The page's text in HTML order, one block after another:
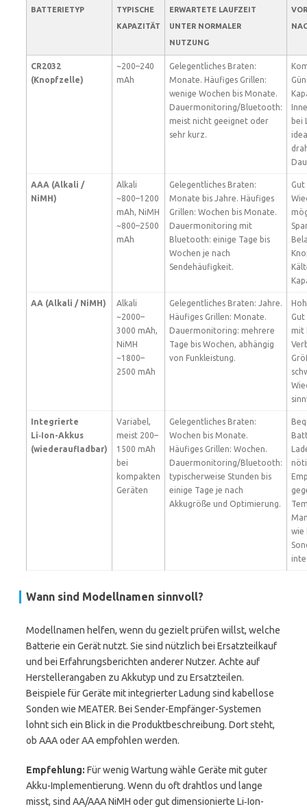
BATTERIETYP
TYPISCHE
KAPAZITÄT
ERWARTETE LAUFZEIT
UNTER NORMALER
NUTZUNG
CR2032
(Knopfzelle)
~200–240
mAh
Gelegentliches Braten:
Monate. Häufiges Grillen:
wenige Wochen bis Monate.
Dauermonitoring/Bluetooth:
meist nicht geeignet oder
sehr kurz.
bei
AAA (Alkali /
NiMH)
Alkali
~800–1200
mAh, NiMH
~800–2500
mAh
Gelegentliches Braten:
Monate bis Jahre. Häufiges
Grillen: Wochen bis Monate.
Dauermonitoring mit
Bluetooth: einige Tage bis
Wochen je nach
Sendehäufigkeit.
AA (Alkali / NiMH)
Alkali
~2000–
3000 mAh,
NiMH
~1800–
2500 mAh
Gelegentliches Braten: Jahre.
Häufiges Grillen: Monate.
Dauermonitoring: mehrere
Tage bis Wochen, abhängig
von Funkleistung.
mit
Integrierte
Li‑Ion-Akkus
(wiederaufladbar)
Variabel,
meist 200–
1500 mAh
bei
kompakten
Geräten
Gelegentliches Braten:
Wochen bis Monate.
Häufiges Grillen: Wochen.
Dauermonitoring/Bluetooth:
typischerweise Stunden bis
einige Tage je nach
Akkugröße und Optimierung.
wie
Wann sind Modellnamen sinnvoll?
Modellnamen helfen, wenn du gezielt prüfen willst, welche
Batterie ein Gerät nutzt. Sie sind nützlich bei Ersatzteilkauf
und bei Erfahrungsberichten anderer Nutzer. Achte auf
Herstellerangaben zu Akkutyp und zu Ersatzteilen.
Beispiele für Geräte mit integrierter Ladung sind kabellose
Sonden wie MEATER. Bei Sender-Empfänger-Systemen
lohnt sich ein Blick in die Produktbeschreibung. Dort steht,
ob AAA oder AA empfohlen werden.
Empfehlung: Für wenig Wartung wähle Geräte mit guter
Akku-Implementierung. Wenn du oft drahtlos und lange
misst, sind AA/AAA NiMH oder gut dimensionierte Li‑Ion-